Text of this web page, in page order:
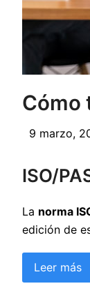
Cómo
9 marzo,
ISO/
La norma
edición de
Leer más